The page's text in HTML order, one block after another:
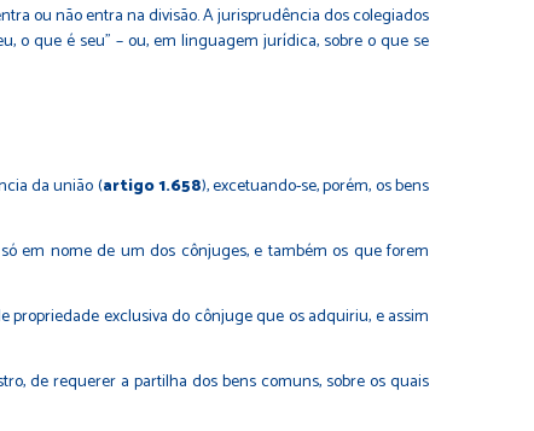
ou não entra na divisão. A jurisprudência dos colegiados
o que é seu" – ou, em linguagem jurídica, sobre o que se
da união (artigo 1.658), excetuando-se, porém, os bens
em nome de um dos cônjuges, e também os que forem
propriedade exclusiva do cônjuge que os adquiriu, e assim
de requerer a partilha dos bens comuns, sobre os quais